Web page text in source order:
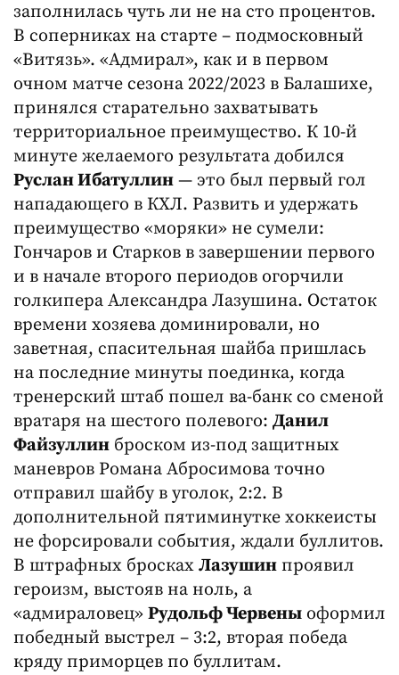
заполнилась чуть ли не на сто процентов.
В соперниках на старте – подмосковный
«Витязь». «Адмирал», как и в первом
очном матче сезона 2022/2023 в Балашихе,
принялся старательно захватывать
территориальное преимущество. К 10-й
минуте желаемого результата добился
Руслан Ибатуллин — это был первый гол
нападающего в КХЛ. Развить и удержать
преимущество «моряки» не сумели:
Гончаров и Старков в завершении первого
и в начале второго периодов огорчили
голкипера Александра Лазушина. Остаток
времени хозяева доминировали, но
заветная, спасительная шайба пришлась
на последние минуты поединка, когда
тренерский штаб пошел ва-банк со сменой
вратаря на шестого полевого: Данил
Файзуллин броском из-под защитных
маневров Романа Абросимова точно
отправил шайбу в уголок, 2:2. В
дополнительной пятиминутке хоккеисты
не форсировали события, ждали буллитов.
В штрафных бросках Лазушин проявил
героизм, выстояв на ноль, а
«адмираловец» Рудольф Червены оформил
победный выстрел – 3:2, вторая победа
кряду приморцев по буллитам.